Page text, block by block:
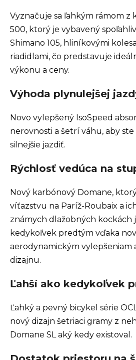
Vyznačuje sa ľahkým rámom z
500, ktorý je vybavený
Shimano 105, hliníkovými
riadidlami, čo predstavuje
výkonu a ceny.
Výhoda plynulejšej
Novo vylepšený IsoSpeed
nerovnosti a šetrí váhu, aby
silnejšie jazdiť.
Rýchlosť vedúca na
Nový karbónový Domane,
víťazstvu na Paríž-Roubaix a
známych dlažobných kockách
kedykoľvek predtým vďaka
aerodynamickým vylepšeniam
dizajnu.
Ľahší ako kedykoľvek
Ľahký a pevný bicykel série
nový dizajn šetriaci gramy z
Domane SL aký kedy existoval.